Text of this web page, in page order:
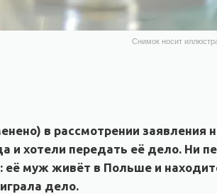
Снимок носит
в рассмотрении
хотели передать её дело. Ни
её муж живёт в Польше и
дело.